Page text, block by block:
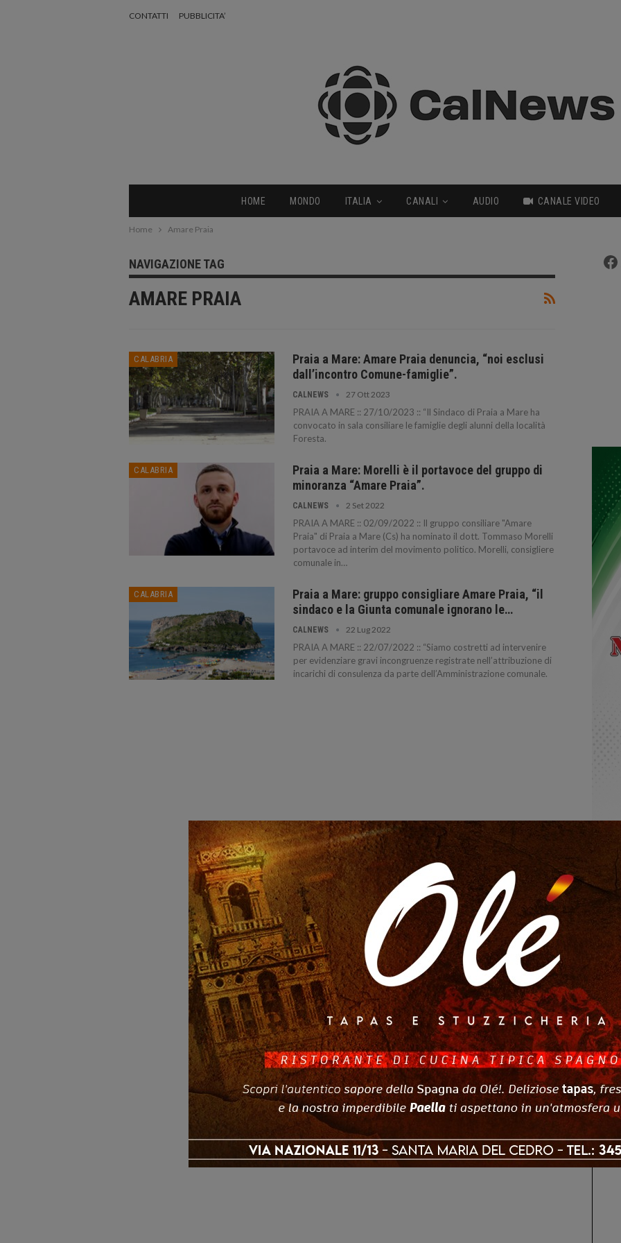
CONTATTI PUBBLICITA’
HOME MONDO ITALIA CANALI AUDIO CANALE VIDEO
Home Amare Praia
NAVIGAZIONE TAG
AMARE PRAIA
CALABRIA
Praia a Mare: Amare Praia denuncia, “noi esclusi
dall’incontro Comune-famiglie”.
CALNEWS 27 Ott 2023
PRAIA A MARE :: 27/10/2023 :: “Il Sindaco di Praia a Mare ha
convocato in sala consiliare le famiglie degli alunni della località
Foresta.
CALABRIA
Praia a Mare: Morelli è il portavoce del gruppo di
minoranza “Amare Praia”.
CALNEWS 2 Set 2022
PRAIA A MARE :: 02/09/2022 :: Il gruppo consiliare "Amare
Praia" di Praia a Mare (Cs) ha nominato il dott. Tommaso Morelli
portavoce ad interim del movimento politico. Morelli, consigliere
comunale in…
CALABRIA
Praia a Mare: gruppo consigliare Amare Praia, “il
sindaco e la Giunta comunale ignorano le…
CALNEWS 22 Lug 2022
PRAIA A MARE :: 22/07/2022 :: “Siamo costretti ad intervenire
per evidenziare gravi incongruenze registrate nell’attribuzione di
incarichi di consulenza da parte dell’Amministrazione comunale.